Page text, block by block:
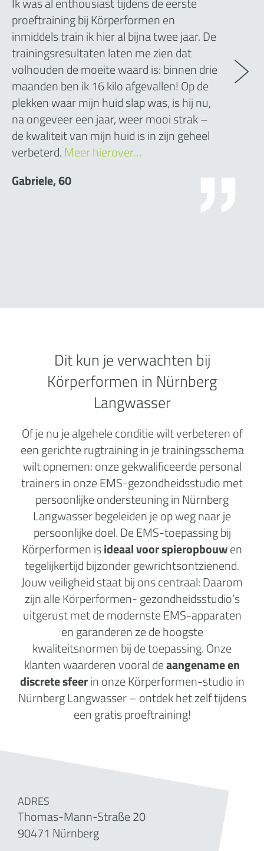
proeftraining bij Körperformen en
inmiddels train ik hier al bijna twee jaar. De
trainingsresultaten laten me zien dat
volhouden de moeite waard is: binnen drie
maanden ben ik 16 kilo afgevallen! Op de
plekken waar mijn huid slap was, is hij nu,
na ongeveer een jaar, weer mooi strak –
de kwaliteit van mijn huid is in zijn geheel
verbeterd.Meer hierover…
Gabriele, 60
Dit kun je verwachten bij
Körperformen in Nürnberg
Langwasser
Of je nu je algehele conditie wilt verbeteren of
een gerichte rugtraining in je trainingsschema
wilt opnemen: onze gekwalificeerde personal
trainers in onze EMS-gezondheidsstudio met
persoonlijke ondersteuning in Nürnberg
Langwasser begeleiden je op weg naar je
persoonlijke doel. De EMS-toepassing bij
Körperformen isideaal voor spieropbouwen
tegelijkertijd bijzonder gewrichtsontzienend.
Jouw veiligheid staat bij ons centraal: Daarom
zijn alle Körperformen- gezondheidsstudio’s
uitgerust met de modernste EMS-apparaten
en garanderen ze de hoogste
kwaliteitsnormen bij de toepassing. Onze
klanten waarderen vooral deaangename en
discrete sfeerin onze Körperformen-studio in
Nürnberg Langwasser – ontdek het zelf tijdens
een gratis proeftraining!
ADRES
Thomas-Mann-Straße 20
90471 Nürnberg